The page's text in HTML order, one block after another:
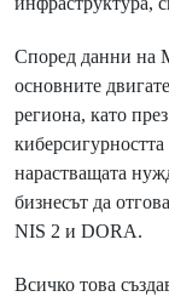
Според данни на
основните
региона, като
нарастващата
бизнесът да
NIS 2 и DORA.
Всичко това